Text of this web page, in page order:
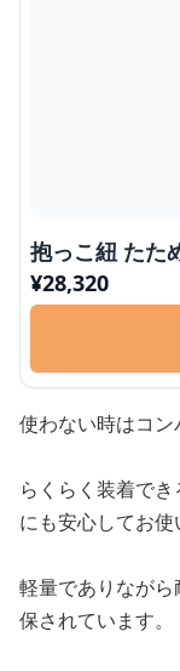
抱っこ紐 たた
¥28,320
使わない時はコン
らくらく装着で
にも安心してお使
軽量でありなが
保されています。